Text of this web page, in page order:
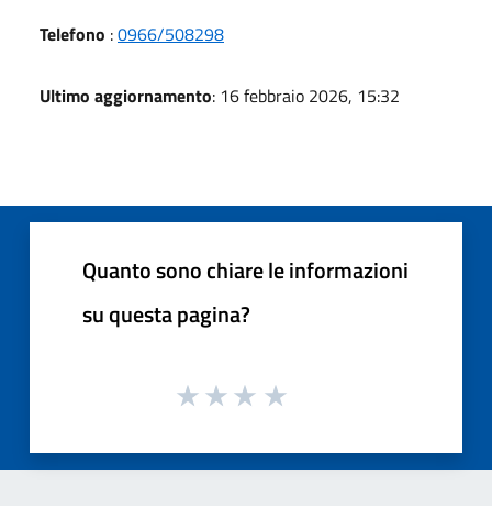
Telefono :0966/508298
Ultimo aggiornamento: 16 febbraio 2026, 15:32
Quanto sono chiare le informazioni
su questa pagina?